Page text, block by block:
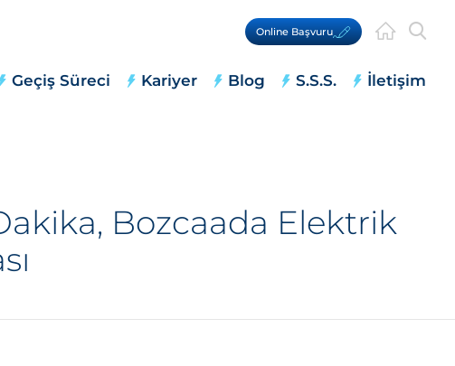
Online Başvuru
Geçiş Süreci Kariyer Blog S.S.S. İletişim
Bozcaada Elektrik